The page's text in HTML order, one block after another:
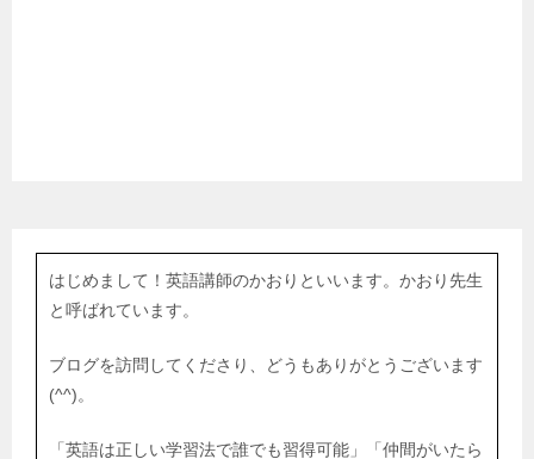
はじめまして！英語講師のかおりといいます。かおり先生
と呼ばれています。
ブログを訪問してくださり、どうもありがとうございます
(^^)。
「英語は正しい学習法で誰でも習得可能」「仲間がいたら